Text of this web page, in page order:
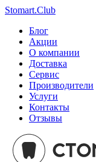
Stomart.Club
Блог
Акции
О компании
Доставка
Сервис
Производители
Услуги
Контакты
Отзывы